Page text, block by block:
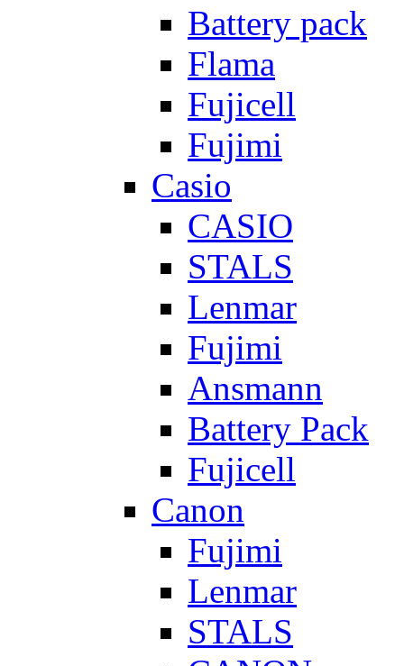
Battery pack
Flama
Fujicell
Fujimi
Casio
CASIO
STALS
Lenmar
Fujimi
Ansmann
Battery Pack
Fujicell
Canon
Fujimi
Lenmar
STALS